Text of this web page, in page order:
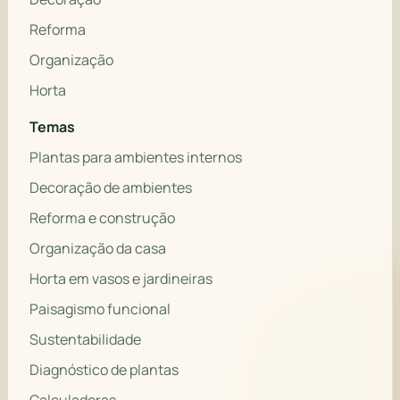
Reforma
Organização
Horta
Temas
Plantas para ambientes internos
Decoração de ambientes
Reforma e construção
Organização da casa
Horta em vasos e jardineiras
Paisagismo funcional
Sustentabilidade
Diagnóstico de plantas